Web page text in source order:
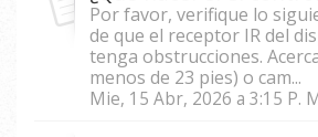
Por favor, verifique lo
de que el receptor IR del
tenga obstrucciones.
menos de 23 pies) o cam...
Mie, 15 Abr, 2026 a 3:15 P.